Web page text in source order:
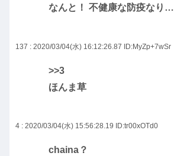
なんと！ 不健康な防疫なり…
137 : 2020/03/04(水) 16:12:26.87 ID:MyZp+7wSr
>>3
ほんま草
4 : 2020/03/04(水) 15:56:28.19 ID:tr00xOTd0
chaina？